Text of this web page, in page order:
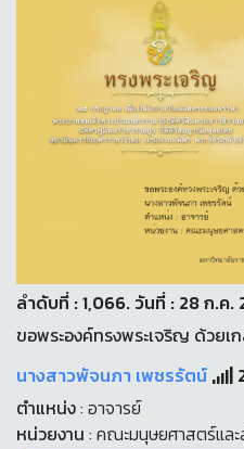
ลำดับที่ : 1,066. วันที่ : 28 ก.ค.
ขอพระองค์ทรงพระเจริญ ด้วยเ
นางสาวพัจนภา เพชรรัตน์
ตำแหน่ง: อาจารย์
หน่วยงาน : คณะมนุษยศาสตร์แล